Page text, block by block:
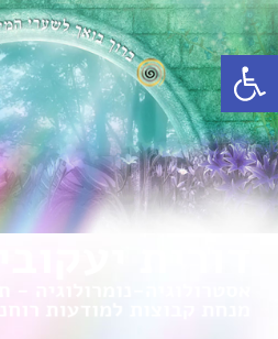
פתח סרגל נגישות